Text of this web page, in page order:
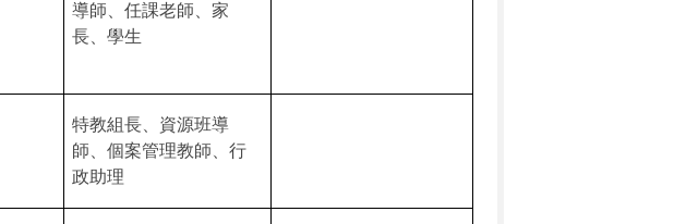
導師、任課老師、家
長、學生
特教組長、資源班導
師、個案管理教師、行
政助理